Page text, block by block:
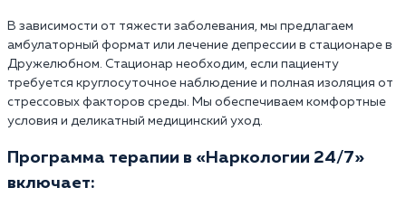
В зависимости от тяжести заболевания, мы предлагаем
амбулаторный формат или лечение депрессии в стационаре в
Дружелюбном. Стационар необходим, если пациенту
требуется круглосуточное наблюдение и полная изоляция от
стрессовых факторов среды. Мы обеспечиваем комфортные
условия и деликатный медицинский уход.
Программа терапии в «Наркологии 24/7»
включает: